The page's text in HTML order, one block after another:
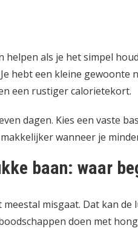
als je het simpel
hebt een kleine gewoonte
een rustiger calorietekort.
dagen. Kies een vaste
wanneer je
baan: waar
misgaat. Dat kan
doen met